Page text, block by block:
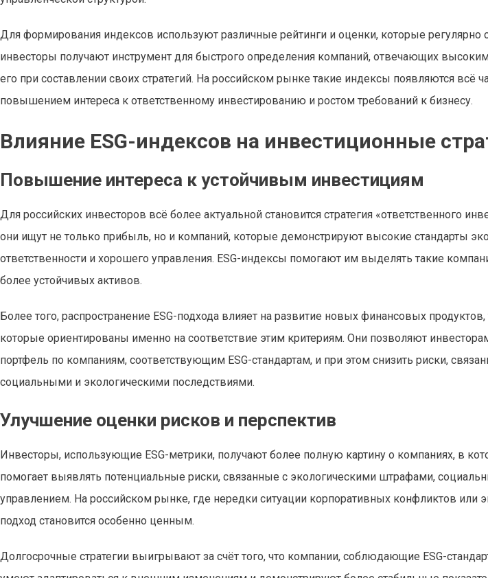
Для формирования индексов используют различные рейтинги и оценки, которые регулярно
инвесторы получают инструмент для быстрого определения компаний, отвечающих
его при составлении своих стратегий. На российском рынке такие индексы появляются всё
повышением интереса к ответственному инвестированию и ростом требований к бизнесу.
Влияние ESG-индексов на инвестиционные
Повышение интереса к устойчивым инвестициям
Для российских инвесторов всё более актуальной становится стратегия «ответственного
они ищут не только прибыль, но и компаний, которые демонстрируют высокие стандарты
ответственности и хорошего управления. ESG-индексы помогают им выделять такие
более устойчивых активов.
Более того, распространение ESG-подхода влияет на развитие новых финансовых
которые ориентированы именно на соответствие этим критериям. Они позволяют
портфель по компаниям, соответствующим ESG-стандартам, и при этом снизить риски,
социальными и экологическими последствиями.
Улучшение оценки рисков и перспектив
Инвесторы, использующие ESG-метрики, получают более полную картину о компаниях, в
помогает выявлять потенциальные риски, связанные с экологическими штрафами,
управлением. На российском рынке, где нередки ситуации корпоративных конфликтов или
подход становится особенно ценным.
Долгосрочные стратегии выигрывают за счёт того, что компании, соблюдающие ESG-